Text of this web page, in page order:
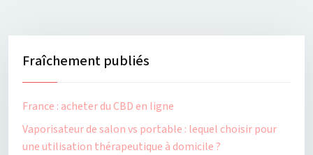
Fraîchement publiés
France : acheter du CBD en ligne
Vaporisateur de salon vs portable : lequel choisir pour
une utilisation thérapeutique à domicile ?